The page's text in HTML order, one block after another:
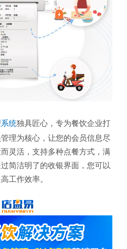
统独具匠心，专为餐饮企业打
理为核心，让您的会员信息尽
灵活，支持多种点餐方式，满
简洁明了的收银界面，您可以
工作效率。